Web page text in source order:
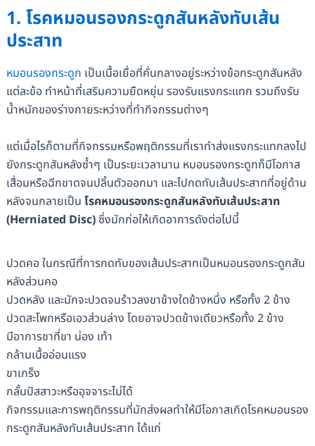
1. โรคหมอนรองกระดูกสันหลังทับเส้น
ประสาท
หมอนรองกระดูก เป็นเนื้อเยื่อที่คั่นกลางอยู่ระหว่างข้อกระดูกสันหลัง
แต่ละข้อ ทำหน้าที่เสริมความยืดหยุ่น รองรับแรงกระแทก รวมถึงรับ
น้ำหนักของร่างกายระหว่างที่ทำกิจกรรมต่างๆ
แต่เมื่อไรก็ตามที่กิจกรรมหรือพฤติกรรมที่เราทำส่งแรงกระแทกลงไป
ยังกระดูกสันหลังซ้ำๆ เป็นระยะเวลานาน หมอนรองกระดูกก็มีโอกาส
เสื่อมหรือฉีกขาดจนปลิ้นตัวออกมา และไปกดทับเส้นประสาทที่อยู่ด้าน
หลังจนกลายเป็น โรคหมอนรองกระดูกสันหลังทับเส้นประสาท
(Herniated Disc)ซึ่งมักก่อให้เกิดอาการดังต่อไปนี้
ปวดคอ ในกรณีที่การกดทับของเส้นประสาทเป็นหมอนรองกระดูกสัน
หลังส่วนคอ
ปวดหลัง และมักจะปวดจนร้าวลงขาข้างใดข้างหนึ่ง หรือทั้ง 2 ข้าง
ปวดสะโพกหรือเอวส่วนล่าง โดยอาจปวดข้างเดียวหรือทั้ง 2 ข้าง
มีอาการชาที่ขา น่อง เท้า
กล้ามเนื้ออ่อนแรง
ขาเกร็ง
กลั้นปัสสาวะหรืออุจจาระไม่ได้
กิจกรรมและการพฤติกรรมที่มักส่งผลทำให้มีโอกาสเกิดโรคหมอนรอง
กระดูกสันหลังทับเส้นประสาท ได้แก่